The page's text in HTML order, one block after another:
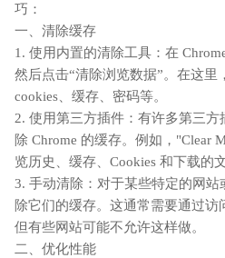
巧：
一、清除缓存
1. 使用内置的清除工具：在
然后点击“清除浏览数据”。在这里
cookies、缓存、密码等。
2. 使用第三方插件：有许多第三
除 Chrome 的缓存。例如，"Clear
览历史、缓存、Cookies 和下载的文
3. 手动清除：对于某些特定的网
除它们的缓存。这通常需要通过访
但有些网站可能不允许这样做。
二、优化性能